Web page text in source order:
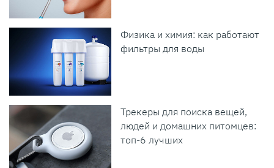
Физика и химия: как работают
фильтры для воды
Трекеры для поиска вещей,
людей и домашних питомцев:
топ-6 лучших